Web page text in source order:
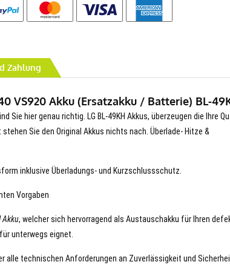
Zahlung
VS920 Akku (Ersatzakku / Batterie) BL-
Sie hier genau richtig. LG BL-49KH Akkus, überzeugen die Ihre
Sie den Original Akkus nichts nach. Überlade- Hitze &
inklusive Überladungs- und Kurzschlussschutz.
Vorgaben
Akku, welcher sich hervorragend als Austauschakku für Ihren
unterwegs eignet.
alle technischen Anforderungen an Zuverlässigkeit und